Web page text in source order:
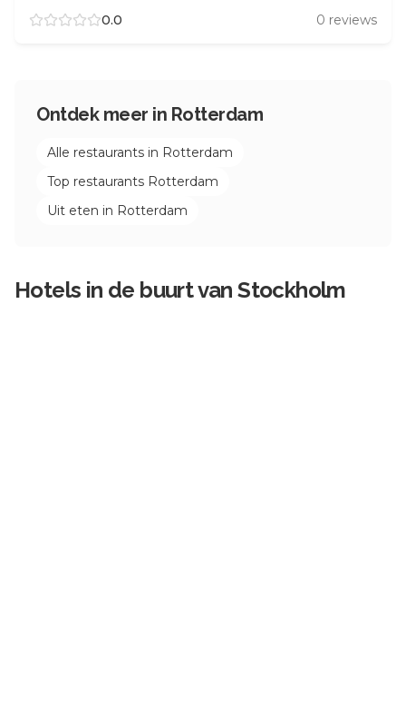
0.0 0 reviews
Ontdek meer in Rotterdam
Alle restaurants in Rotterdam
Top restaurants Rotterdam
Uit eten in Rotterdam
Hotels in de buurt vanStockholm